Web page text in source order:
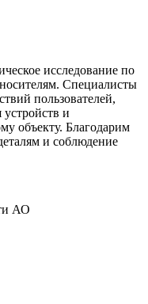
исследование по
Специалисты
пользователей,
и
объекту. Благодарим
и соблюдение
АО